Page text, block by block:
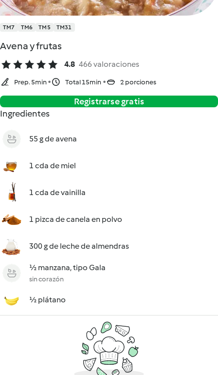
TM7 TM6 TM5 TM31
Avena y frutas
4.8 466 valoraciones
Prep. 5min Total 15min 2 porciones
Registrarse gratis
Ingredientes
55 g de avena
1 cda de miel
1 cda de vainilla
1 pizca de canela en polvo
300 g de leche de almendras
½ manzana, tipo Gala
sin corazón
½ plátano